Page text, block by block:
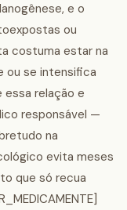
e o
ou
costuma estar na
ou se intensifica
essa relação e
responsável —
na
evita meses
que só recua